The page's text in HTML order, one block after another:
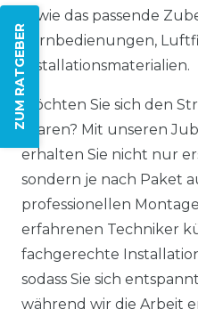
ZUM RATGEBER
sowie das passende
Fernbedienungen,
Installationsmaterialien.
Möchten Sie sich den
sparen? Mit unseren
erhalten Sie nicht nur
sondern je nach Paket
professionellen
erfahrenen Techniker
fachgerechte
sodass Sie sich
während wir die Arbeit